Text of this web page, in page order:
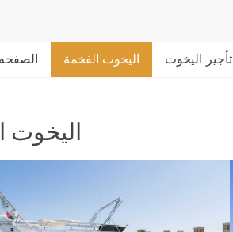
اليخوت الفخمة تأجير-اليخوت
اليخوت